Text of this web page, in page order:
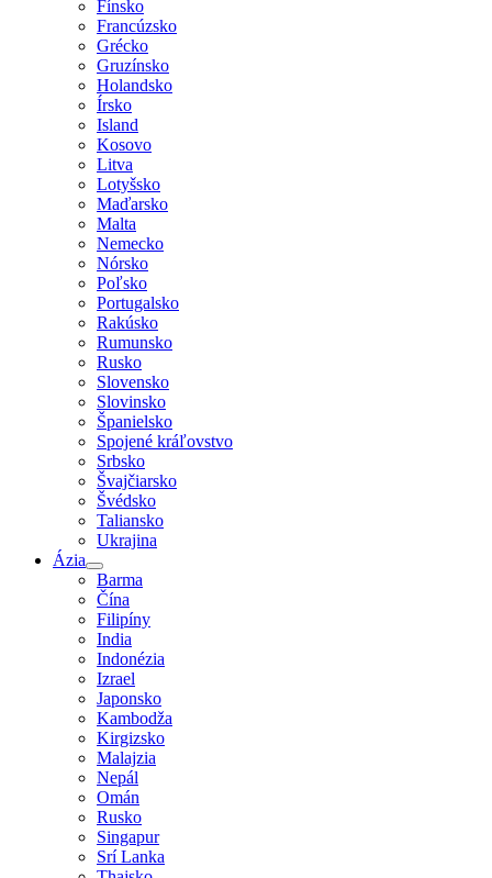
Fínsko
Francúzsko
Grécko
Gruzínsko
Holandsko
Írsko
Island
Kosovo
Litva
Lotyšsko
Maďarsko
Malta
Nemecko
Nórsko
Poľsko
Portugalsko
Rakúsko
Rumunsko
Rusko
Slovensko
Slovinsko
Španielsko
Spojené kráľovstvo
Srbsko
Švajčiarsko
Švédsko
Taliansko
Ukrajina
Ázia
Barma
Čína
Filipíny
India
Indonézia
Izrael
Japonsko
Kambodža
Kirgizsko
Malajzia
Nepál
Omán
Rusko
Singapur
Srí Lanka